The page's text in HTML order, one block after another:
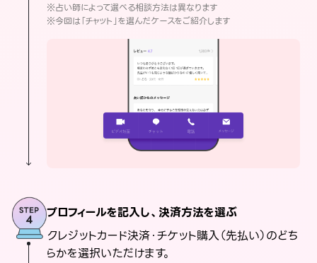
※占い師によって選べる相談方法は異なります
※今回は「チャット」を選んだケースをご紹介します
プロフィールを記入し、決済方法を選ぶ
クレジットカード決済・チケット購入（先払い）のどち
らかを選択いただけます。